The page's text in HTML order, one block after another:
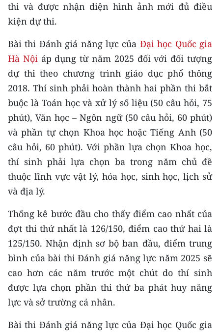
Media Pháp luật
Media Thế giới
Media Thể thao
Media Giáo dục
Media Y tế
Media Khoa học - Công nghệ
Media Môi trường
Ảnh
TIN MỚI
TIN ĐỊA PHƯƠNG
Trung du và miền núi phía Bắc
Đồng bằng sông Hồng
Bắc Trung Bộ
thi và được nhận diện hình ảnh mới đủ điều
kiện dự thi.
Bài thi Đánh giá năng lực của Đại học Quốc gia
Hà Nội áp dụng từ năm 2025 đối với đối tượng
dự thi theo chương trình giáo dục phổ thông
2018. Thí sinh phải hoàn thành hai phần thi bắt
buộc là Toán học và xử lý số liệu (50 câu hỏi, 75
phút), Văn học – Ngôn ngữ (50 câu hỏi, 60 phút)
và phần tự chọn Khoa học hoặc Tiếng Anh (50
câu hỏi, 60 phút). Với phần lựa chọn Khoa học,
thí sinh phải lựa chọn ba trong năm chủ đề
thuộc lĩnh vực vật lý, hóa học, sinh học, lịch sử
và địa lý.
Thống kê bước đầu cho thấy điểm cao nhất của
đợt thi thứ nhất là 126/150, điểm cao thứ hai là
125/150. Nhận định sơ bộ ban đầu, điểm trung
bình của bài thi Đánh giá năng lực năm 2025 sẽ
cao hơn các năm trước một chút do thí sinh
được lựa chọn phần thi thứ ba phát huy năng
lực và sở trường cá nhân.
Bài thi Đánh giá năng lực của Đại học Quốc gia